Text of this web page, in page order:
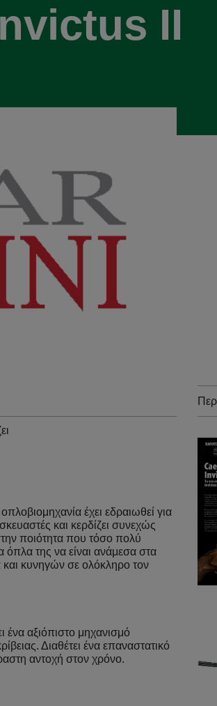
II
έχει εδραιωθεί για
και κερδίζει συνεχώς
ποιότητα που τόσο πολύ
όπλα της να είναι ανάμεσα στα
κυνηγών σε ολόκληρο τον
ένα αξιόπιστο μηχανισμό
Διαθέτει ένα επαναστατικό
αντοχή στον χρόνο.